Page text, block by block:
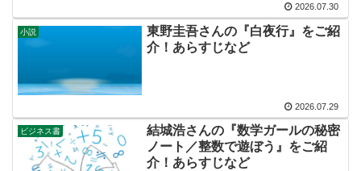
2026.07.30
小説
東野圭吾さんの『白夜行』をご紹
介！あらすじなど
2026.07.29
ビジネス書
結城浩さんの『数学ガールの秘密
ノート／整数で遊ぼう』をご紹
介！あらすじなど